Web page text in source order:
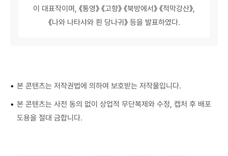
이 대표작이며, 《통영》 《고향》 《북방에서》 《적막강산》,
《나와 나타샤와 흰 당나귀》 등을 발표하였다.
• 본 콘텐츠는 저작권법에 의하여 보호받는 저작물입니다.
• 본 콘텐츠는 사전 동의 없이 상업적 무단복제와 수정, 캡처 후 배포
도용을 절대 금합니다.